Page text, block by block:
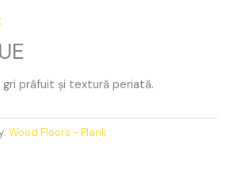
prăfuit și textură periată.
Wood Floors - Plank